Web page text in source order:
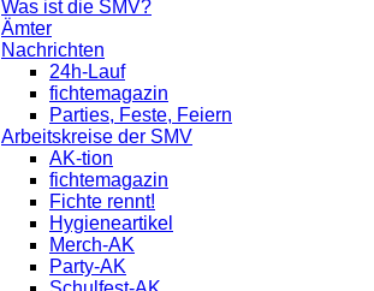
Was ist die SMV?
Ämter
Nachrichten
24h-Lauf
fichtemagazin
Parties, Feste, Feiern
Arbeitskreise der SMV
AK-tion
fichtemagazin
Fichte rennt!
Hygieneartikel
Merch-AK
Party-AK